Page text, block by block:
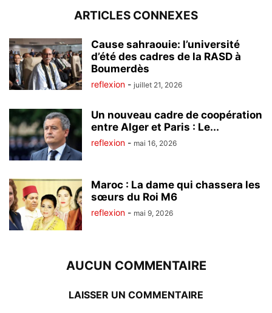
ARTICLES CONNEXES
Cause sahraouie: l’université
d’été des cadres de la RASD à
Boumerdès
reflexion - juillet 21, 2026
Un nouveau cadre de coopération
entre Alger et Paris : Le...
reflexion - mai 16, 2026
Maroc : La dame qui chassera les
sœurs du Roi M6
reflexion - mai 9, 2026
AUCUN COMMENTAIRE
LAISSER UN COMMENTAIRE